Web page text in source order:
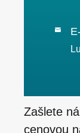

Zašlete
cenovou